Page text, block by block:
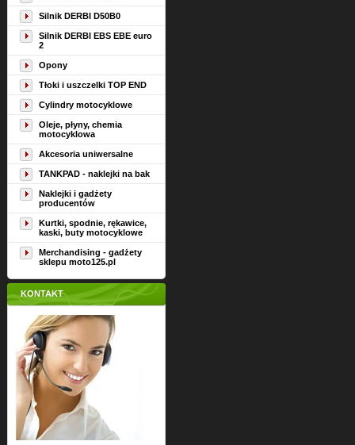
Silnik DERBI D50B0
Silnik DERBI EBS EBE euro
2
Opony
Tłoki i uszczelki TOP END
Cylindry motocyklowe
Oleje, płyny, chemia
motocyklowa
Akcesoria uniwersalne
TANKPAD - naklejki na bak
Naklejki i gadżety
producentów
Kurtki, spodnie, rękawice,
kaski, buty motocyklowe
Merchandising - gadżety
sklepu moto125.pl
KONTAKT